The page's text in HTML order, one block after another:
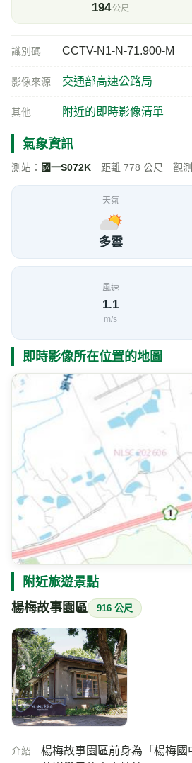
194公尺
識別碼 CCTV-N1-N-71.900-M
影像來源 交通部高速公路局
其他 附近的即時影像清單
氣象資訊
測站： 國一S072K 距離 778 公尺 觀測
天氣
多雲
風速
1.1
m/s
即時影像所在位置的地圖
附近旅遊景點
楊梅故事園區 916 公尺
介紹
楊梅故事園區前身為「楊梅